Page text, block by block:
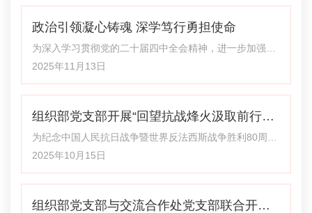
部全体党员参加此次活动。 活动伊始，全体党员集
中观看了电影《南京照相馆》。影片以独特的光影叙事，
将南京大屠杀那段黑暗残酷的历史缓缓铺展，通过一个个
政治引领凝心铸魂 深学笃行勇担使命
为深入学习贯彻党的二十届四中全会精神，进一步加强支
部党建工作的交流与互鉴，11月12日下午，组织部党支部
与研究生部党支部联合开展了以“政治引领凝心铸魂，深学
研究生部党支部书记郭丽芳同志主持，校（院）委委员、
组织部长、机关党委委员张志泰同志莅临指导，两支部全
体党员参加。 组织部党支部全体党员首先参观了雁滩校区
2025年11月13日
组织部党支部开展“回望抗战烽火汲取前行力
量，立足岗位实际践行时代使命”主题党日活
动
为纪念中国人民抗日战争暨世界反法西斯战争胜利80周
年，组织部党支部积极响应省委直属机关工委通知要求，
组织全体党员前往兰州市博物馆，参观“甘肃抗日战争革命
勇担时代使命。 展览以“全民抗战”“日军暴行”“中流砥柱”为
2025年10月15日
组织部党支部与交流合作处党支部联合开展